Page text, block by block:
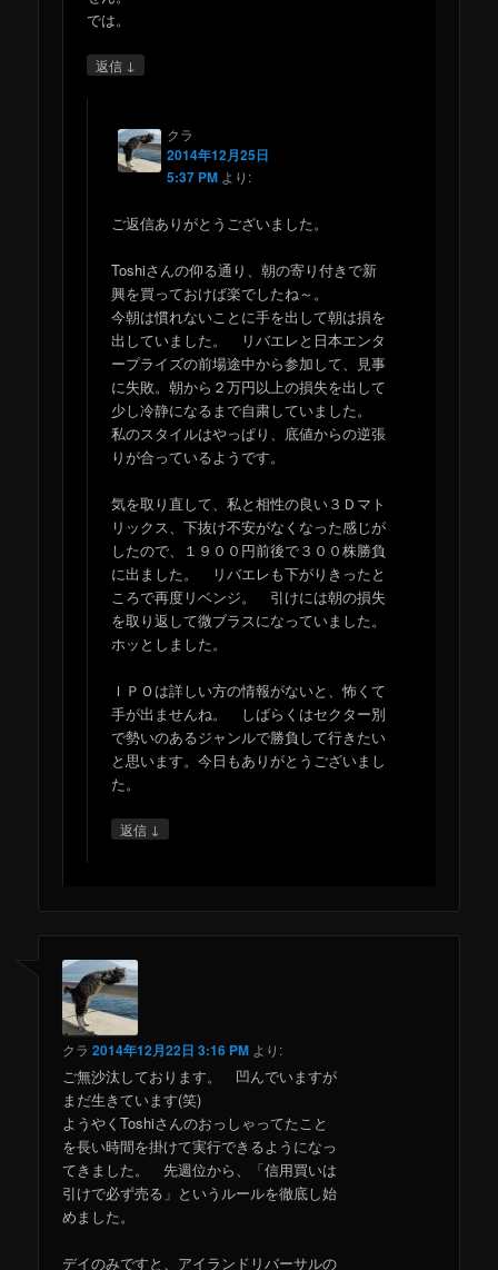
では。
返信 ↓
クラ
2014年12月25日
5:37 PM より:
ご返信ありがとうございました。
Toshiさんの仰る通り、朝の寄り付きで新
興を買っておけば楽でしたね～。
今朝は慣れないことに手を出して朝は損を
出していました。 リバエレと日本エンタ
ープライズの前場途中から参加して、見事
に失敗。朝から２万円以上の損失を出して
少し冷静になるまで自粛していました。
私のスタイルはやっぱり、底値からの逆張
りが合っているようです。
気を取り直して、私と相性の良い３Ｄマト
リックス、下抜け不安がなくなった感じが
したので、１９００円前後で３００株勝負
に出ました。 リバエレも下がりきったと
ころで再度リベンジ。 引けには朝の損失
を取り返して微ブラスになっていました。
ホッとしました。
ＩＰＯは詳しい方の情報がないと、怖くて
手が出ませんね。 しばらくはセクター別
で勢いのあるジャンルで勝負して行きたい
と思います。今日もありがとうございまし
た。
返信 ↓
クラ 2014年12月22日 3:16 PM より:
ご無沙汰しております。 凹んでいますが
まだ生きています(笑)
ようやくToshiさんのおっしゃってたこと
を長い時間を掛けて実行できるようになっ
てきました。 先週位から、「信用買いは
引けで必ず売る」というルールを徹底し始
めました。
デイのみですと、アイランドリバーサルの